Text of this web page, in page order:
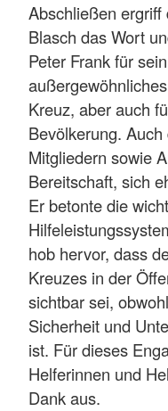
Abschließen ergriff
Blasch das Wort
Peter Frank für
Kreuz, aber auch
Bevölkerung.
Mitgliedern sowie
Bereitschaft, sich
Er betonte die
hob hervor, dass
Kreuzes in der
sichtbar sei,
Sicherheit und
ist. Für dieses
Helferinnen und
Dank aus.